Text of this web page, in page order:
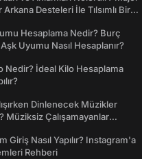
Desteleri İle Tılsımlı Bir
Hesaplama Nedir? Burç
Uyumu Nasıl Hesaplanır?
Nedir? İdeal Kilo Hesaplama
Dinlenecek Müzikler
Müziksiz Çalışamayanlar
Giriş Nasıl Yapılır? Instagram'a
Rehberi